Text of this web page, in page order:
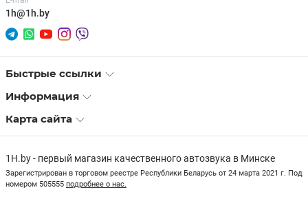
1h@1h.by
Быстрые ссылки
Информация
Карта сайта
1H.by - первый магазин качественного автозвука в Минске
Зарегистрирован в торговом реестре Республики Беларусь от 24 марта 2021 г. Под
номером 505555 подробнее о нас.